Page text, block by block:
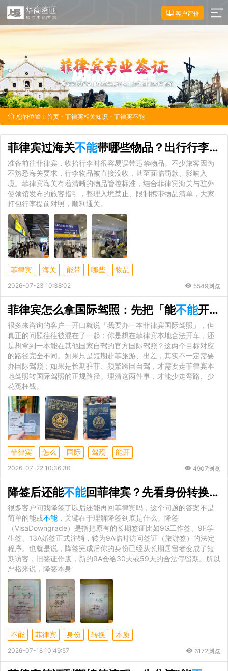
客户评价
您的位置： 首页 - 菲律宾相关知识 - 菲律宾不能
菲律宾过海关不能带哪些物品？出行行李避坑指南
准备前往菲律宾，收拾行李时很容易误带违禁物品。不少旅客因为
不熟悉海关要求，行李物品被直接没收，甚至面临罚款、影响入
境。菲律宾海关有着清晰的物品管控标准，结合菲律宾海关与驻外
使领馆发布的旅客指引，整理入境禁止、限制携带物品清单，大家
打包行李提前对照，顺利通关。
菲律宾 海关 能带 哪些 物品
2026-07-23 10:38:02 5549浏览
菲律宾怎么拿国际驾照：先把「能不能开」和「怎么拿」分清
很多来咨询的客户一开口就说「我要办一本菲律宾国际驾照」，但
真正的问题往往被混在了一起：你是想在菲律宾本地合法开车，还
是想拿到一本能在其他国家自驾的官方国际驾照？这两个目标对应
的路径完全不同。如果只是短期赴菲旅游、出差，其实不一定需要
办国际驾照；如果是长期驻菲、频繁跨国自驾，才需要走菲律宾本
地驾照转国际驾照的正规路径。理清这两件事，才能少走弯路、少
花冤枉钱。
菲律宾 怎么 国际 驾照 能开
2026-07-22 10:36:30 4907浏览
降签后还能不能回菲律宾？先看身份转换的本质
很多客户问我降签了以后还能再回菲律宾吗，这个问题的答案不是
简单的能或不能 ，关键在于理解降签到底是什么。降签
（VisaDowngrade）是指把原有的长期签证比如9G工作签、9F学
生签、13A婚签正式注销，转为9A临时访问签证（旅游签）的法定
程序。也就是说，降签完成后你的身份已经从长期居留者变成了短
期访客，旧签证作废，新的9A会给30天或59天的合法停留期。所以
严格来说，降签本身
不能 菲律宾 身份 转换 本质
2026-07-18 10:49:57 6172浏览